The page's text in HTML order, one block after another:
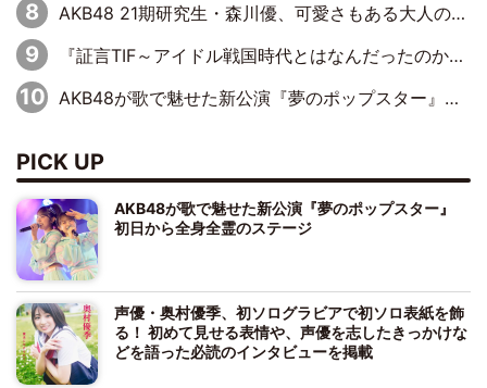
AKB48 21期研究生・森川優、可愛さもある大人の女性に
『証言TIF～アイドル戦国時代とはなんだったのか～』第10回：さくら学院・武藤彩未×飯田らうら「正直、中3で辞めるというのを信じてなくて。そう言われてはいたけど、嘘でしょって」
AKB48が歌で魅せた新公演『夢のポップスター』 初日から全身全霊のステージ
PICK UP
AKB48が歌で魅せた新公演『夢のポップスター』
初日から全身全霊のステージ
声優・奥村優季、初ソログラビアで初ソロ表紙を飾
る！ 初めて見せる表情や、声優を志したきっかけな
どを語った必読のインタビューを掲載